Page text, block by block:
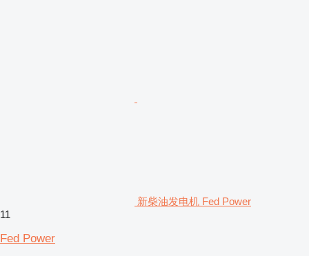
新柴油发电机 Fed Power
11
Fed Power